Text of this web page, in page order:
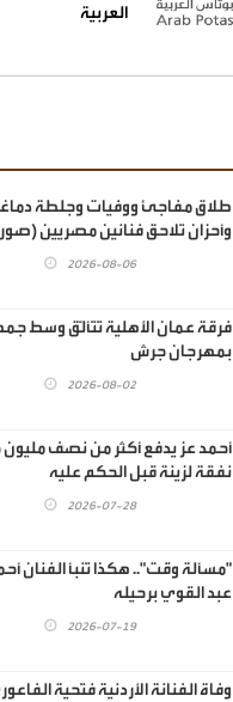
العربية
طلاق مفاجئ ووفيات وجلطة
وأحزان تلاحق فنانين مصريين
2026-08-06
فرقة عمان الأهلية تتألّق وسط
بمهرجان جرش
2026-08-02
أحمد عز يدفع أكثر من نصف مليون
نفقة لزينة قبل الحكم عليه
2026-07-28
"مسألة وقت".. هكذا تنبأ الفنان
عبد القوي برحيله
2026-07-19
وفاة الفنانة الأردنية فتحية